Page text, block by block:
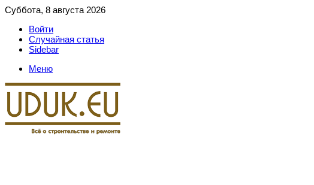
Суббота, 8 августа 2026
Войти
Случайная статья
Sidebar
Меню